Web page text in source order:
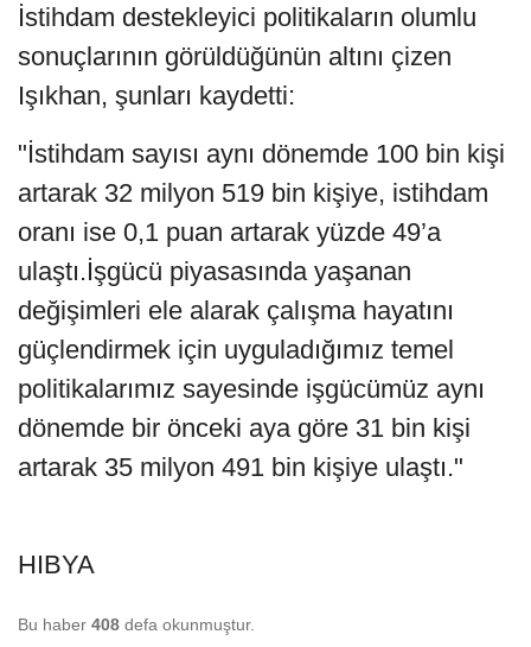
İstihdam destekleyici politikaların olumlu
sonuçlarının görüldüğünün altını çizen
Işıkhan, şunları kaydetti:
"İstihdam sayısı aynı dönemde 100 bin kişi
artarak 32 milyon 519 bin kişiye, istihdam
oranı ise 0,1 puan artarak yüzde 49’a
ulaştı.İşgücü piyasasında yaşanan
değişimleri ele alarak çalışma hayatını
güçlendirmek için uyguladığımız temel
politikalarımız sayesinde işgücümüz aynı
dönemde bir önceki aya göre 31 bin kişi
artarak 35 milyon 491 bin kişiye ulaştı."
HIBYA
Bu haber 408 defa okunmuştur.